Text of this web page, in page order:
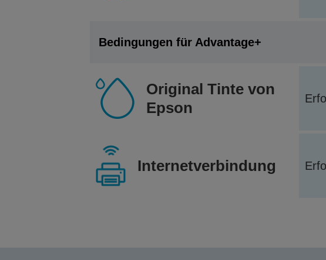
Bedingungen für Advantage+
Original Tinte von
Epson
Internetverbindung